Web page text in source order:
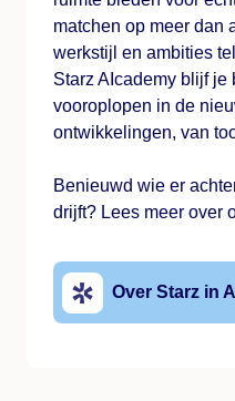
matchen op meer dan
werkstijl en ambities
Starz AIcademy blijf je
vooroplopen in de
ontwikkelingen, van
Benieuwd wie er
drijft? Lees meer over
Over Starz in AI